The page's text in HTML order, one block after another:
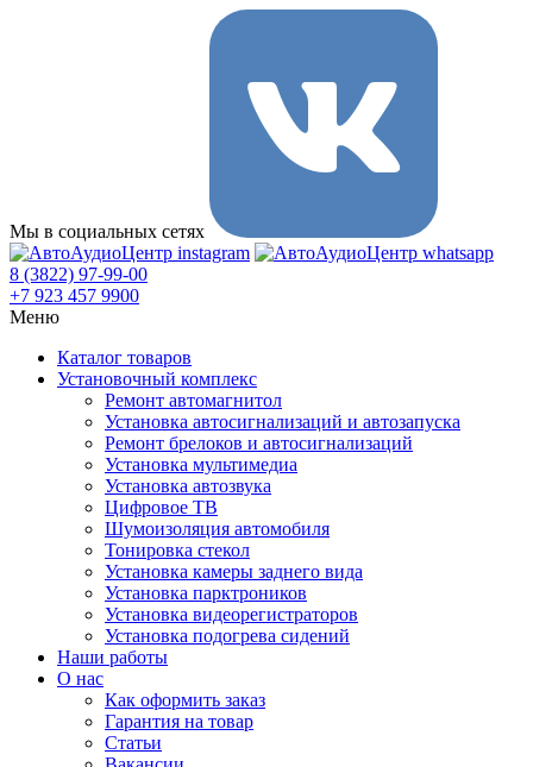
Мы в социальных сетях
8 (3822) 97-99-00
+7 923 457 9900
Меню
Каталог товаров
Установочный комплекс
Ремонт автомагнитол
Установка автосигнализаций и автозапуска
Ремонт брелоков и автосигнализаций
Установка мультимедиа
Установка автозвука
Цифровое ТВ
Шумоизоляция автомобиля
Тонировка стекол
Установка камеры заднего вида
Установка парктроников
Установка видеорегистраторов
Установка подогрева сидений
Наши работы
О нас
Как оформить заказ
Гарантия на товар
Статьи